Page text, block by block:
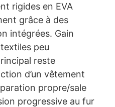
rigides en EVA
grâce à des
intégrées. Gain
peu
reste
d’un vêtement
propre/sale
progressive au fur